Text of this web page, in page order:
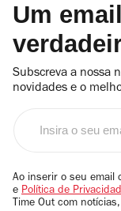
Um
Subscreva a nossa
novidades e o
email
Ao inserir o seu email
e Política de
Time Out com